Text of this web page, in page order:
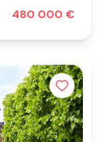
480 000 €